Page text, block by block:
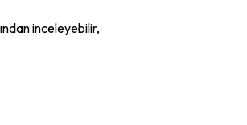
inceleyebilir,